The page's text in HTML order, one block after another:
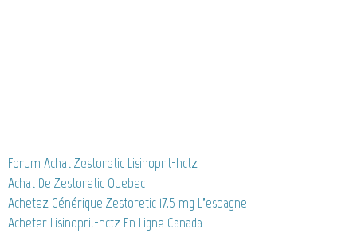
Forum Achat Zestoretic Lisinopril-hctz
Achat De Zestoretic Quebec
Achetez Générique Zestoretic 17.5 mg L’espagne
Acheter Lisinopril-hctz En Ligne Canada